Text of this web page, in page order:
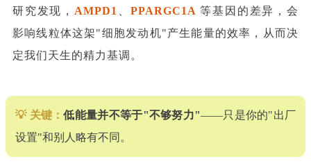
研究发现， AMPD1 PPARGC1A 等基因的差异，会
影响线粒体这架"细胞发动机"产生能量的效率，从而决
定我们天生的精力基调。
💡 关键：低能量并不等于"不够努力"——只是你的"出厂
设置"和别人略有不同。